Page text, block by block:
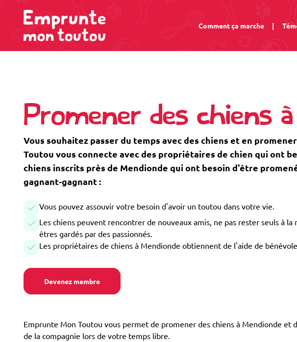
Comment ça marche |
Promener des chiens
Vous souhaitez passer du temps avec des chiens et en
Toutou vous connecte avec des propriétaires de chien qui ont
chiens inscrits près de Mendionde qui ont besoin d'être
gagnant-gagnant :
Vous pouvez assouvir votre besoin d'avoir un toutou dans votre vie.
Les chiens peuvent rencontrer de nouveaux amis, ne pas rester seuls à
êtres gardés par des passionnés.
Les propriétaires de chiens à Mendionde obtiennent de l'aide de
Devenez membre
Emprunte Mon Toutou vous permet de promener des chiens à Mendionde
de la compagnie lors de votre temps libre.